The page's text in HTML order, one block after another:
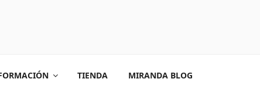
TIENDA MIRANDA BLOG